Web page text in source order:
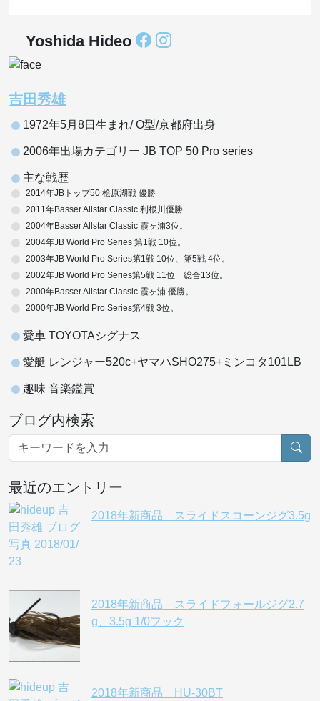
Yoshida Hideo
吉田秀雄
1972年5月8日生まれ/ O型/京都府出身
2006年出場カテゴリー JB TOP 50 Pro series
主な戦歴
2014年JBトップ50 桧原湖戦 優勝
2011年Basser Allstar Classic 利根川優勝
2004年Basser Allstar Classic 霞ヶ浦3位。
2004年JB World Pro Series 第1戦 10位。
2003年JB World Pro Series第1戦 10位、第5戦 4位。
2002年JB World Pro Series第5戦 11位 総合13位。
2000年Basser Allstar Classic 霞ヶ浦 優勝。
2000年JB World Pro Series第4戦 3位。
愛車 TOYOTAシグナス
愛艇 レンジャー520c+ヤマハSHO275+ミンコタ101LB
趣味 音楽鑑賞
ブログ内検索
最近のエントリー
2018年新商品 スライドスコーンジグ3.5g
2018年新商品 スライドフォールジグ2.7
g、3.5g 1/0フック
2018年新商品 HU-30BT